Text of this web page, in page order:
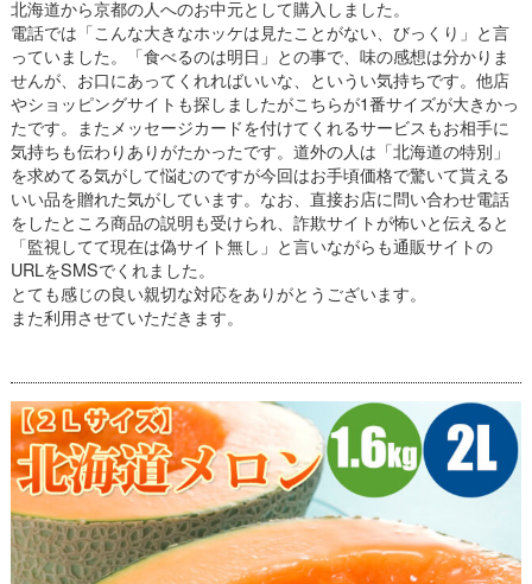
北海道から京都の人へのお中元として購入しました。
電話では「こんな大きなホッケは見たことがない、びっくり」と言
っていました。「食べるのは明日」との事で、味の感想は分かりま
せんが、お口にあってくれればいいな、というい気持ちです。他店
やショッピングサイトも探しましたがこちらが1番サイズが大きかっ
たです。またメッセージカードを付けてくれるサービスもお相手に
気持ちも伝わりありがたかったです。道外の人は「北海道の特別」
を求めてる気がして悩むのですが今回はお手頃価格で驚いて貰える
いい品を贈れた気がしています。なお、直接お店に問い合わせ電話
をしたところ商品の説明も受けられ、詐欺サイトが怖いと伝えると
「監視してて現在は偽サイト無し」と言いながらも通販サイトの
URLをSMSでくれました。
とても感じの良い親切な対応をありがとうございます。
また利用させていただきます。